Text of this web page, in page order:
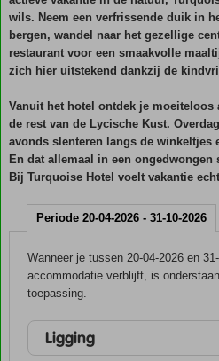
wils. Neem een verfrissende duik in
bergen, wandel naar het gezellige
restaurant voor een smaakvolle
zich hier uitstekend dankzij de
Vanuit het hotel ontdek je
de rest van de Lycische Kust.
avonds slenteren langs de winkeltjes
En dat allemaal in een
Bij Turquoise Hotel voelt vakantie
Periode 20-04-2026 - 31-10-2026
Wanneer je tussen 20-04-2026 en
accommodatie verblijft, is
toepassing.
Ligging